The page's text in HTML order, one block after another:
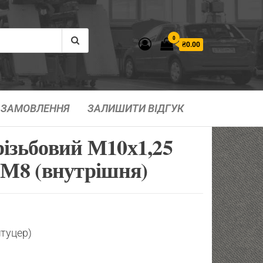
0
₴0.00
ЗАМОВЛЕННЯ ЗАЛИШИТИ ВІДГУК
М10х1,25
(внутрішня)